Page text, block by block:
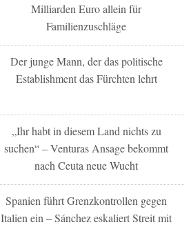
Milliarden Euro allein für
Familienzuschläge
Der junge Mann, der das politische
Establishment das Fürchten lehrt
„Ihr habt in diesem Land nichts zu
suchen“ – Venturas Ansage bekommt
nach Ceuta neue Wucht
Spanien führt Grenzkontrollen gegen
Italien ein – Sánchez eskaliert Streit mit